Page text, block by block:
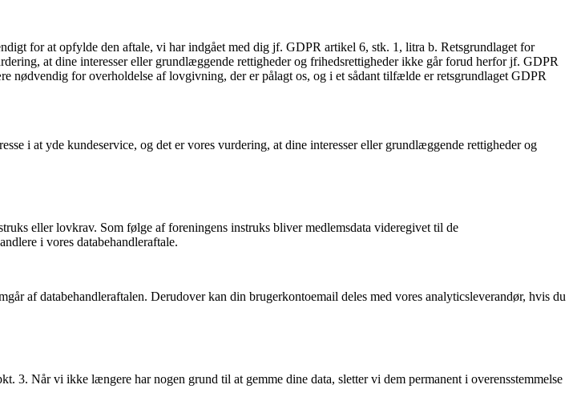
for at opfylde den aftale, vi har indgået med dig jf. GDPR artikel 6, stk. 1, litra b. Retsgrundlaget for
at dine interesser eller grundlæggende rettigheder og frihedsrettigheder ikke går forud herfor jf. GDPR
for overholdelse af lovgivning, der er pålagt os, og i et sådant tilfælde er retsgrundlaget GDPR
i at yde kundeservice, og det er vores vurdering, at dine interesser eller grundlæggende rettigheder og
eller lovkrav. Som følge af foreningens instruks bliver medlemsdata videregivet til de
i vores databehandleraftale.
af databehandleraftalen. Derudover kan din brugerkontoemail deles med vores analyticsleverandør, hvis du
3. Når vi ikke længere har nogen grund til at gemme dine data, sletter vi dem permanent i overensstemmelse